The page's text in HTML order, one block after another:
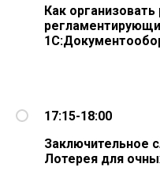
Как организовать
17:15-18:00
Заключительное
Лотерея для